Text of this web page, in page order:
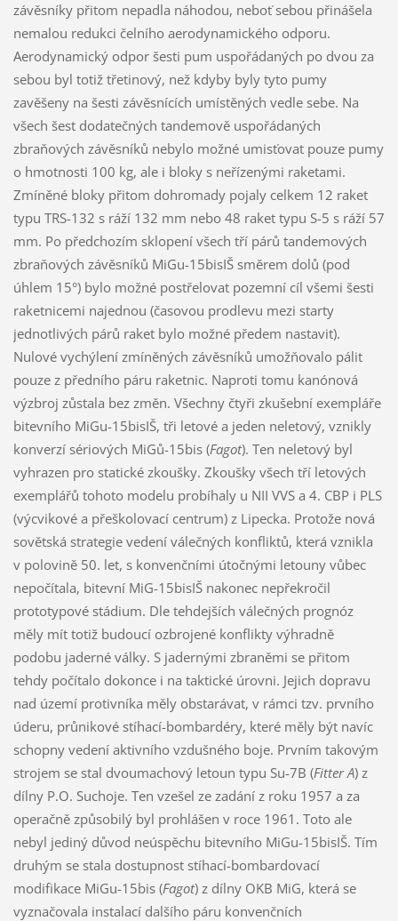
závěsníky přitom nepadla náhodou, neboť sebou přinášela
nemalou redukci čelního aerodynamického odporu.
Aerodynamický odpor šesti pum uspořádaných po dvou za
sebou byl totiž třetinový, než kdyby byly tyto pumy
zavěšeny na šesti závěsnících umístěných vedle sebe. Na
všech šest dodatečných tandemově uspořádaných
zbraňových závěsníků nebylo možné umisťovat pouze pumy
o hmotnosti 100 kg, ale i bloky s neřízenými raketami.
Zmíněné bloky přitom dohromady pojaly celkem 12 raket
typu TRS-132 s ráží 132 mm nebo 48 raket typu S-5 s ráží 57
mm. Po předchozím sklopení všech tří párů tandemových
zbraňových závěsníků MiGu-15bisIŠ směrem dolů (pod
úhlem 15°) bylo možné postřelovat pozemní cíl všemi šesti
raketnicemi najednou (časovou prodlevu mezi starty
jednotlivých párů raket bylo možné předem nastavit).
Nulové vychýlení zmíněných závěsníků umožňovalo pálit
pouze z předního páru raketnic. Naproti tomu kanónová
výzbroj zůstala bez změn. Všechny čtyři zkušební exempláře
bitevního MiGu-15bisIŠ, tři letové a jeden neletový, vznikly
konverzí sériových MiGů-15bis (Fagot). Ten neletový byl
vyhrazen pro statické zkoušky. Zkoušky všech tří letových
exemplářů tohoto modelu probíhaly u NII VVS a 4. CBP i PLS
(výcvikové a přeškolovací centrum) z Lipecka. Protože nová
sovětská strategie vedení válečných konfliktů, která vznikla
v polovině 50. let, s konvenčními útočnými letouny vůbec
nepočítala, bitevní MiG-15bisIŠ nakonec nepřekročil
prototypové stádium. Dle tehdejších válečných prognóz
měly mít totiž budoucí ozbrojené konflikty výhradně
podobu jaderné války. S jadernými zbraněmi se přitom
tehdy počítalo dokonce i na taktické úrovni. Jejich dopravu
nad území protivníka měly obstarávat, v rámci tzv. prvního
úderu, průnikové stíhací-bombardéry, které měly být navíc
schopny vedení aktivního vzdušného boje. Prvním takovým
strojem se stal dvoumachový letoun typu Su-7B (Fitter A) z
dílny P.O. Suchoje. Ten vzešel ze zadání z roku 1957 a za
operačně způsobilý byl prohlášen v roce 1961. Toto ale
nebyl jediný důvod neúspěchu bitevního MiGu-15bisIŠ. Tím
druhým se stala dostupnost stíhací-bombardovací
modifikace MiGu-15bis (Fagot) z dílny OKB MiG, která se
vyznačovala instalací dalšího páru konvenčních